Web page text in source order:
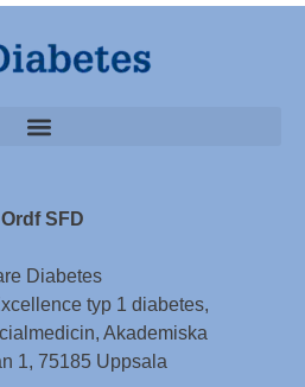
SFD
Diabetes
typ 1 diabetes,
Akademiska
1, 75185 Uppsala